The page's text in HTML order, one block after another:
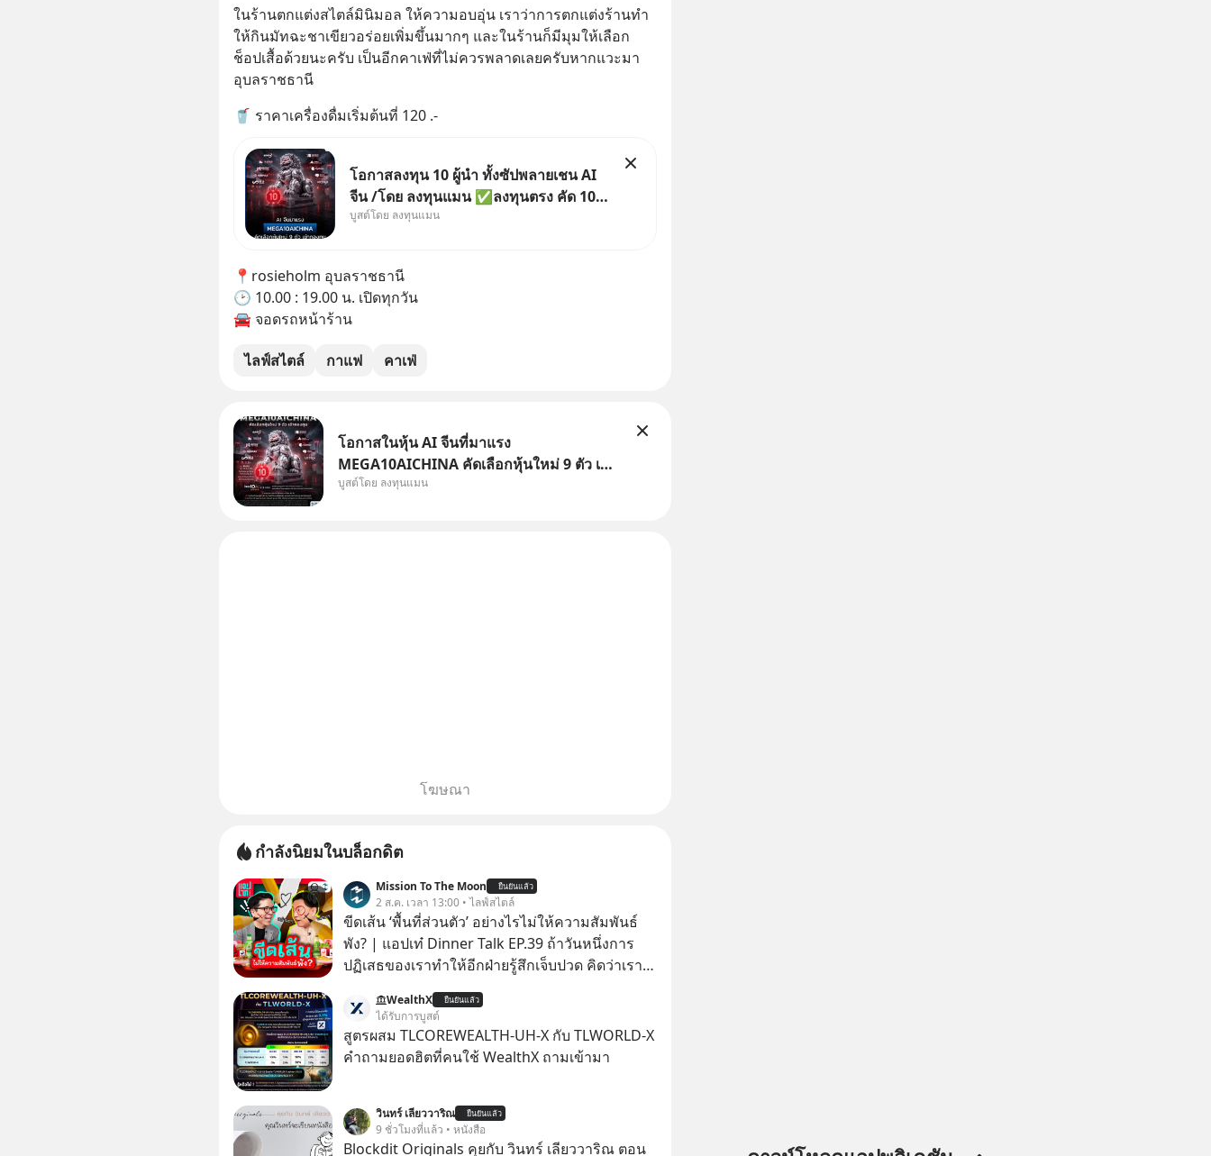
ในร้านตกแต่งสไตล์มินิมอล ให้ความอบอุ่น เราว่าการตกแต่งร้านทำ
ให้กินมัทฉะชาเขียวอร่อยเพิ่มขึ้นมากๆ และในร้านก็มีมุมให้เลือก
ช็อปเสื้อด้วยนะครับ เป็นอีกคาเฟ่ที่ไม่ควรพลาดเลยครับหากแวะมา
อุบลราชธานี
🥤 ราคาเครื่องดื่มเริ่มต้นที่ 120 .-
โอกาสลงทุน 10 ผู้นำ ทั้งซัปพลายเชน AI
จีน /โดย ลงทุนแมน ✅ลงทุนตรง คัด 10
ผู้นำเน้น ๆ ในธีม AI จีน ✅คัดเลือกหุ้น
ความจำ โมเดล
บูสต์โดย ลงทุนแมน
📍rosieholm อุบลราชธานี
🕑 10.00 : 19.00 น. เปิดทุกวัน
🚘 จอดรถหน้าร้าน
ไลฟ์สไตล์ กาแฟ คาเฟ่
โอกาสในหุ้น AI จีนที่มาแรง
MEGA10AICHINA คัดเลือกหุ้นใหม่ 9 ตัว เข้า
กองทุน.. ครอบคลุมทั้งซัปพลายเชน AI จีน
บูสต์โดย ลงทุนแมน
โฆษณา
กำลังนิยมในบล็อกดิต
Mission To The Moon ยืนยันแล้ว
2 ส.ค. เวลา 13:00 • ไลฟ์สไตล์
ขีดเส้น ‘พื้นที่ส่วนตัว’ อย่างไรไม่ให้ความสัมพันธ์
พัง? | แอปเท๋ Dinner Talk EP.39 ถ้าวันหนึ่งการ
ปฏิเสธของเราทำให้อีกฝ่ายรู้สึกเจ็บปวด คิดว่าเรา
ไม่เคยปฏิเสธใครอย่างนี้มาก่อน แต่พอตั้งใจจะ
‘สร้างขอบเขต’ เพื่อตัวเองดูสักครั้ง กลับทำให้เกิด
รอยร้าวในความสัมพันธ์เสียอย่างนั้น โดยรายการ
สวัสดิ์ จะพาทุกคนไปสำรวจวิธีสร้างขอบเขตเพื่อ
รักษาใจของตัวเองและรักษาความสัมพันธ์ของคน
WealthX ยืนยันแล้ว
ได้รับการบูสต์
สูตรผสม TLCOREWEALTH-UH-X กับ TLWORLD-X
คำถามยอดฮิตที่คนใช้ WealthX ถามเข้ามา
วินทร์ เลียววาริณ ยืนยันแล้ว
9 ชั่วโมงที่แล้ว • หนังสือ
Blockdit Originals คุยกับ วินทร์ เลียววาริณ ตอน